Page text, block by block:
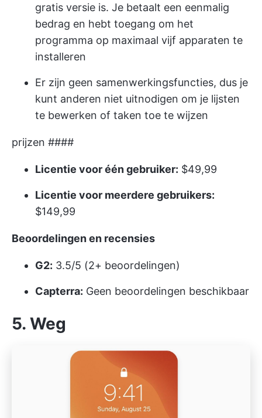
gratis versie is. Je betaalt een eenmalig
bedrag en hebt toegang om het
programma op maximaal vijf apparaten te
installeren
Er zijn geen samenwerkingsfuncties, dus je
kunt anderen niet uitnodigen om je lijsten
te bewerken of taken toe te wijzen
prijzen ####
Licentie voor één gebruiker: $49,99
Licentie voor meerdere gebruikers:
$149,99
Beoordelingen en recensies
G2: 3.5/5 (2+ beoordelingen)
Capterra: Geen beoordelingen beschikbaar
5. Weg